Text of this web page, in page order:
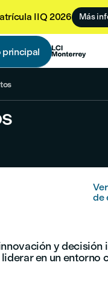
IIQ 2026 Más
principal
de
y decisión
en un entorno